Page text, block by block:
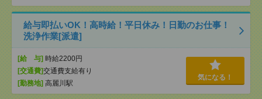
給与即払いOK！高時給！平日休み！日勤のお仕事！
洗浄作業[派遣]
[給 与] 時給2200円
[交通費]交通費支給有り
[勤務地] 高麗川駅
気になる！